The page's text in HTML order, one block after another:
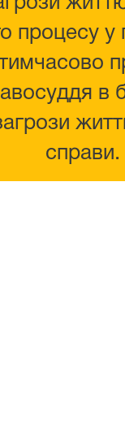
процесу у
в
справи.